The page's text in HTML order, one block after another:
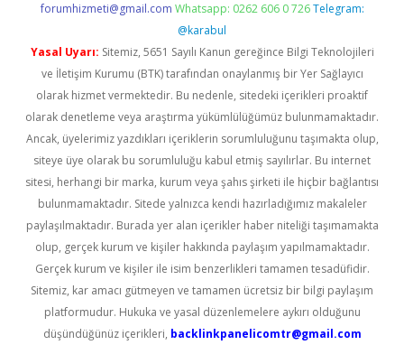
forumhizmeti@gmail.com Whatsapp: 0262 606 0 726 Telegram:
@karabul
Yasal Uyarı: Sitemiz, 5651 Sayılı Kanun gereğince Bilgi Teknolojileri
ve İletişim Kurumu (BTK) tarafından onaylanmış bir Yer Sağlayıcı
olarak hizmet vermektedir. Bu nedenle, sitedeki içerikleri proaktif
olarak denetleme veya araştırma yükümlülüğümüz bulunmamaktadır.
Ancak, üyelerimiz yazdıkları içeriklerin sorumluluğunu taşımakta olup,
siteye üye olarak bu sorumluluğu kabul etmiş sayılırlar. Bu internet
sitesi, herhangi bir marka, kurum veya şahıs şirketi ile hiçbir bağlantısı
bulunmamaktadır. Sitede yalnızca kendi hazırladığımız makaleler
paylaşılmaktadır. Burada yer alan içerikler haber niteliği taşımamakta
olup, gerçek kurum ve kişiler hakkında paylaşım yapılmamaktadır.
Gerçek kurum ve kişiler ile isim benzerlikleri tamamen tesadüfidir.
Sitemiz, kar amacı gütmeyen ve tamamen ücretsiz bir bilgi paylaşım
platformudur. Hukuka ve yasal düzenlemelere aykırı olduğunu
düşündüğünüz içerikleri, backlinkpanelicomtr@gmail.com